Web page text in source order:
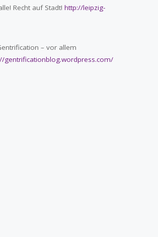
Recht auf Stadt! http://leipzig-
– vor allem
gentrificationblog.wordpress.com/